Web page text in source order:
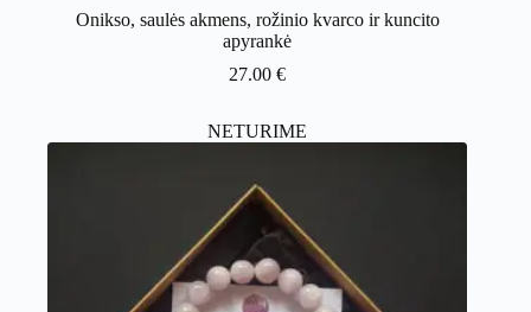
Onikso, saulės akmens, rožinio kvarco ir kuncito
apyrankė
27.00€
NETURIME